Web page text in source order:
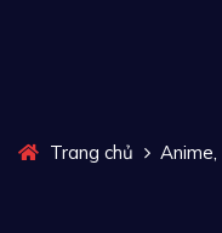
Trang chủ Anime,